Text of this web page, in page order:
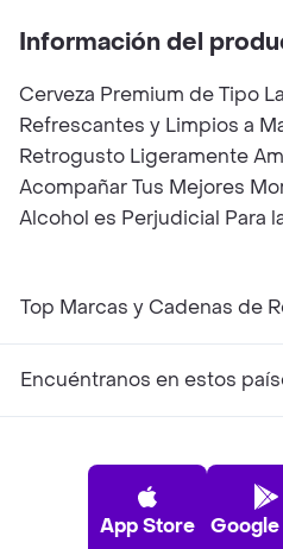
Información del
Cerveza Premium de Tipo
Refrescantes y Limpios a
Retrogusto Ligeramente
Acompañar Tus Mejores
Alcohol es Perjudicial Para
Top Marcas y Cadenas de
Encuéntranos en estos
App Store Google